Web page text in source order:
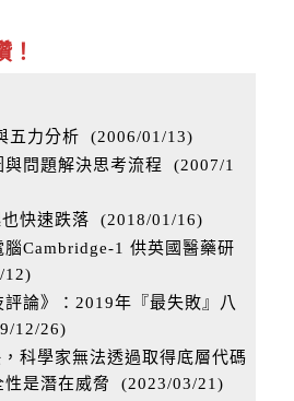
！
五力分析 (2006/01/13)
問題解決思考流程
(2007/1
快速跌落 (2018/01/16)
Cambridge-1 供英國醫藥研
12)
論》：2019年『最失敗』八
12/26)
科學家無法透過取得底層代碼
是潛在威脅
(2023/03/21 )